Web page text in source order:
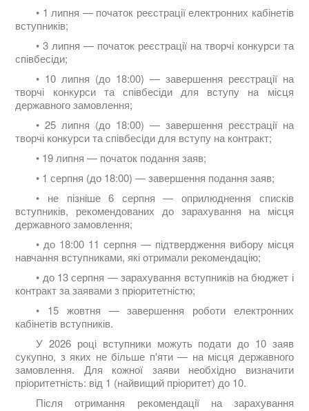
• 1 липня — початок реєстрації електронних кабінетів
вступників;
• 3 липня — початок реєстрації на творчі конкурси та
співбесіди;
• 10 липня (до 18:00) — завершення реєстрації на
творчі конкурси та співбесіди для вступу на місця
державного замовлення;
• 25 липня (до 18:00) — завершення реєстрації на
творчі конкурси та співбесіди для вступу на контракт;
• 19 липня — початок подання заяв;
• 1 серпня (до 18:00) — завершення подання заяв;
• не пізніше 6 серпня — оприлюднення списків
вступників, рекомендованих до зарахування на місця
державного замовлення;
• до 18:00 11 серпня — підтвердження вибору місця
навчання вступниками, які отримали рекомендацію;
• до 13 серпня — зарахування вступників на бюджет і
контракт за заявами з пріоритетністю;
• 15 жовтня — завершення роботи електронних
кабінетів вступників.
У 2026 році вступники можуть подати до 10 заяв
сукупно, з яких не більше п'яти — на місця державного
замовлення. Для кожної заяви необхідно визначити
пріоритетність: від 1 (найвищий пріоритет) до 10.
Після отримання рекомендації на зарахування